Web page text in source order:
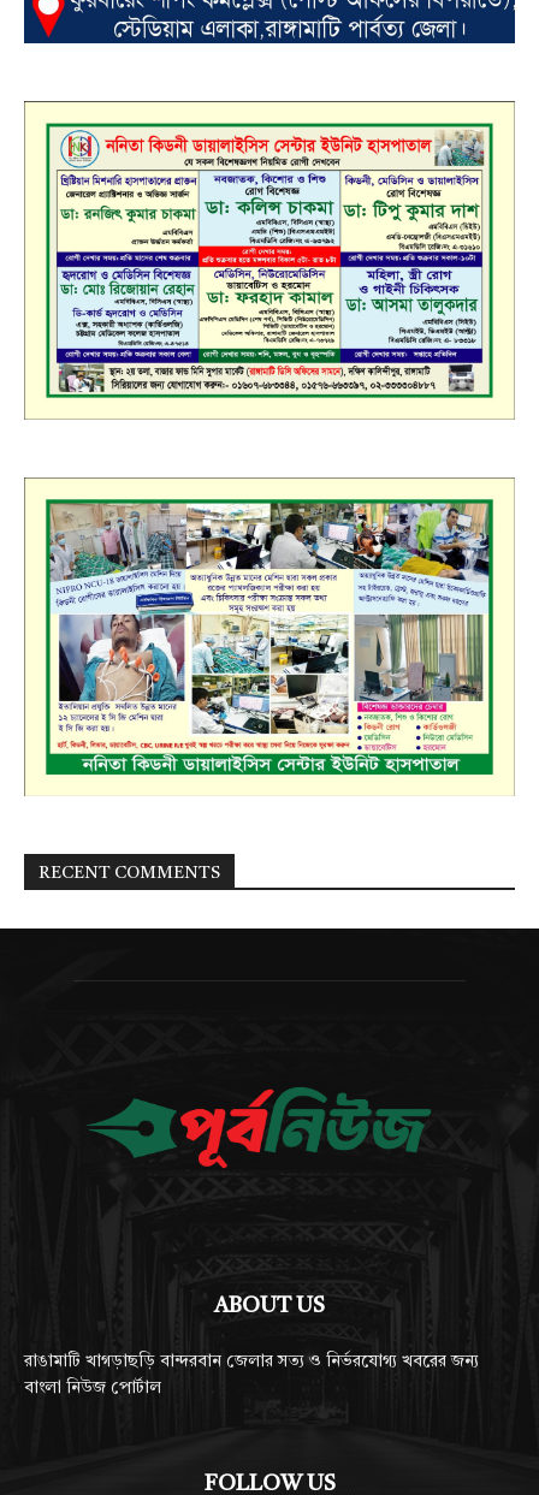
RECENT COMMENTS
ABOUT US
রাঙামাটি খাগড়াছড়ি বান্দরবান জেলার সত্য ও নির্ভরযোগ্য খবরের জন্য
বাংলা নিউজ পোর্টাল
FOLLOW US